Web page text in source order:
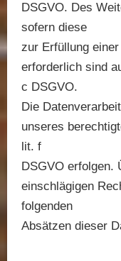
DSGVO. Des
sofern diese
zur Erfüllung
erforderlich sind
c DSGVO.
Die
unseres
lit. f
DSGVO erfolgen.
einschlägigen
folgenden
Absätzen dieser